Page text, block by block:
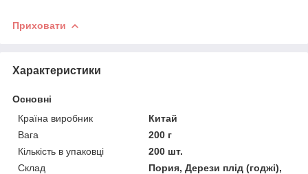
Приховати
Характеристики
Основні
Країна виробник
Китай
Вага
200 г
Кількість в упаковці
200 шт.
Склад
Пория, Дерези плід (годжі),